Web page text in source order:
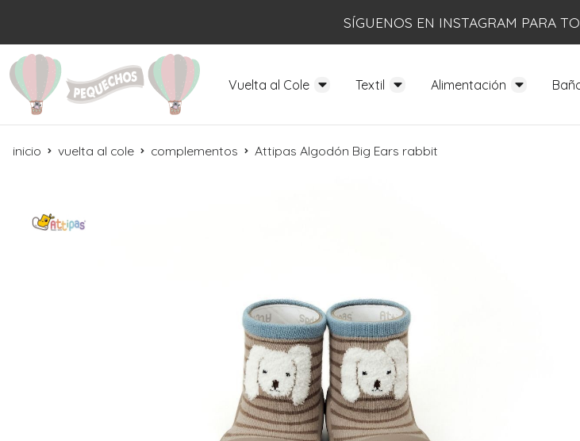
SÍGUENOS EN INSTAGRAM PARA
Vuelta al Cole Textil Alimentación
inicio vuelta al cole complementos Attipas Algodón Big Ears rabbit